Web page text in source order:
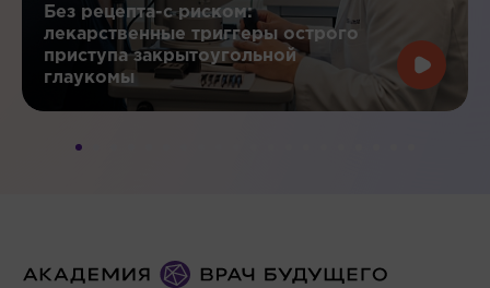
Без рецепта-с риском:
лекарственные триггеры острого
приступа закрытоугольной
глаукомы